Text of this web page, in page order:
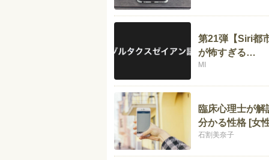
第21弾【Siri都
が怖すぎる…
MI
臨床心理士が
分かる性格 [女
石割美奈子